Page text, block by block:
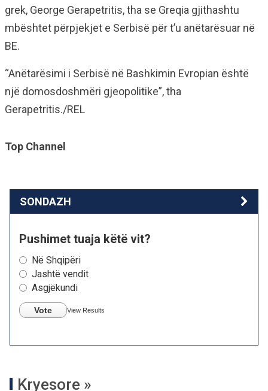
grek, George Gerapetritis, tha se Greqia gjithashtu
mbështet përpjekjet e Serbisë për t’u anëtarësuar në
BE.
“Anëtarësimi i Serbisë në Bashkimin Evropian është
një domosdoshmëri gjeopolitike”, tha
Gerapetritis./REL
Top Channel
SONDAZH
Pushimet tuaja këtë vit?
Në Shqipëri
Jashtë vendit
Asgjëkundi
Vote View Results
Kryesore »